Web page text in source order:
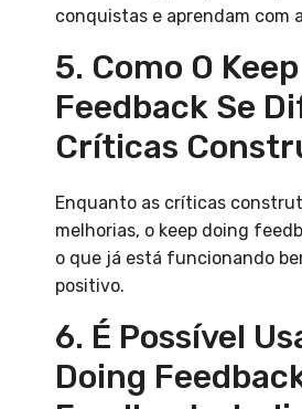
conquistas e aprendam com
5. Como O
Feedback Se
Críticas
Enquanto as críticas
melhorias, o keep doing
o que já está funcionando
positivo.
6. É Possível
Doing